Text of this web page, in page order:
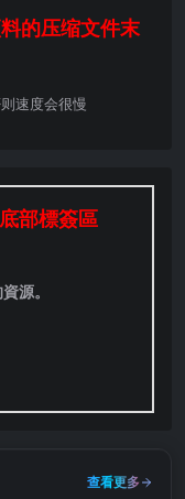
的压缩文件末
则速度会很慢
部標簽區
源。
查看更多